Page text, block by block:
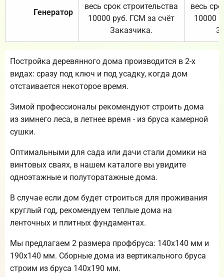
Генератор
весь срок строительства
10000 руб. ГСМ за счёт
Заказчика.
весь
10000
Постройка деревянного дома производится в 2-х
видах: сразу под ключ и под усадку, когда дом
отстаивается некоторое время.
Зимой профессионалы рекомендуют строить дома
из зимнего леса, в летнее время - из бруса камерной
сушки.
Оптимальными для сада или дачи стали домики на
винтовых сваях, в нашем каталоге вы увидите
одноэтажные и полуторатажные дома.
В случае если дом будет строиться для проживания
круглый год, рекомендуем теплые дома на
ленточных и плитных фундаментах.
Мы предлагаем 2 размера профбруса: 140х140 мм и
190х140 мм. Сборные дома из вертикального бруса
строим из бруса 140х190 мм.